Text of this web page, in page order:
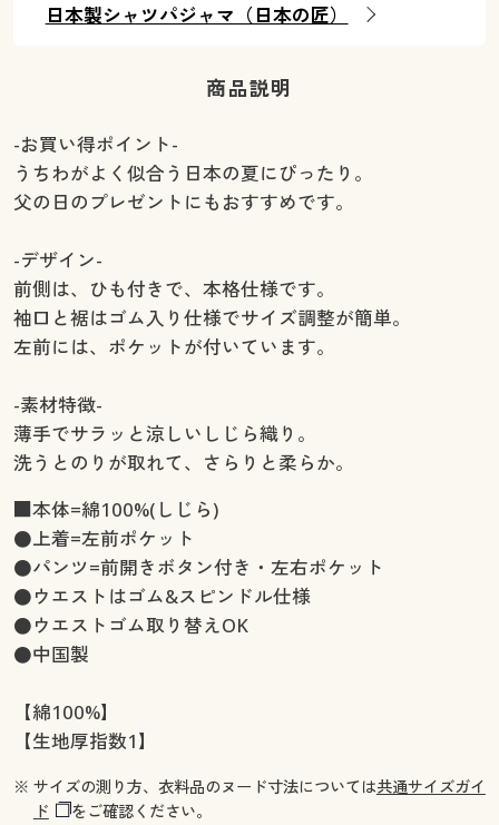
日本製シャツパジャマ（日本の匠）
商品説明
-お買い得ポイント-
うちわがよく似合う日本の夏にぴったり。
父の日のプレゼントにもおすすめです。
-デザイン-
前側は、ひも付きで、本格仕様です。
袖口と裾はゴム入り仕様でサイズ調整が簡単。
左前には、ポケットが付いています。
-素材特徴-
薄手でサラッと涼しいしじら織り。
洗うとのりが取れて、さらりと柔らか。
■本体=綿100%(しじら)
●上着=左前ポケット
●パンツ=前開きボタン付き・左右ポケット
●ウエストはゴム&スピンドル仕様
●ウエストゴム取り替えOK
●中国製
【綿100%】
【生地厚指数1】
※ サイズの測り方、衣料品のヌード寸法については共通サイズガイ
ド
をご確認ください。